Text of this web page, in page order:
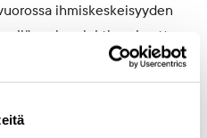
ihmiskeskeisyyden
eri projektinsa kautta.
monilajista yhteisöä
ja talouden